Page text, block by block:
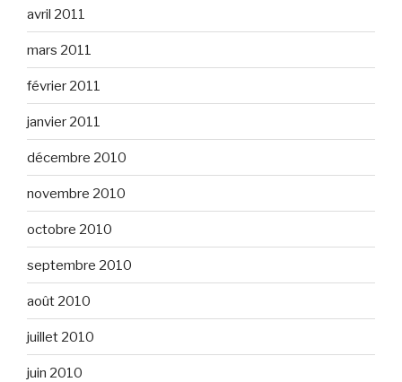
avril 2011
mars 2011
février 2011
janvier 2011
décembre 2010
novembre 2010
octobre 2010
septembre 2010
août 2010
juillet 2010
juin 2010